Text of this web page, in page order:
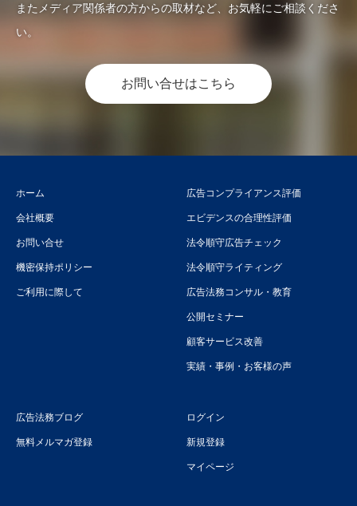
またメディア関係者の方からの取材など、お気軽にご相談くださ
い。
お問い合せはこちら
ホーム
会社概要
お問い合せ
機密保持ポリシー
ご利用に際して
広告コンプライアンス評価
エビデンスの合理性評価
法令順守広告チェック
法令順守ライティング
広告法務コンサル・教育
公開セミナー
顧客サービス改善
実績・事例・お客様の声
広告法務ブログ
無料メルマガ登録
ログイン
新規登録
マイページ